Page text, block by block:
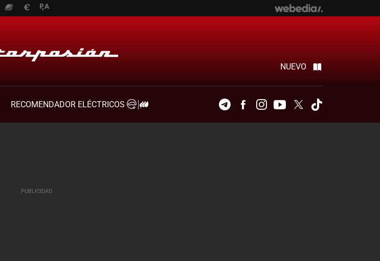
NUEVO
RECOMENDADOR ELÉCTRICOS
TelegramFacebookInstagramYoutubeTwitter